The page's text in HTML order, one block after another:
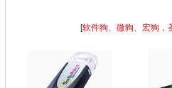
[软件狗、微狗、宏狗，